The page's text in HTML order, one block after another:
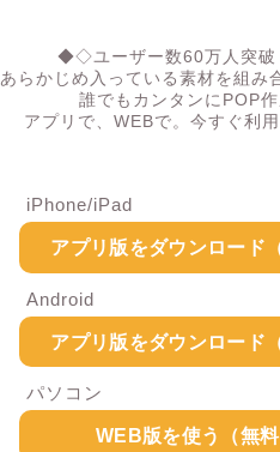
◆◇ユーザー数60万人突
あらかじめ入っている素材を組み
誰でもカンタンにPOP作
アプリで、WEBで。今すぐ利用
iPhone/iPad
アプリ版をダウンロード
Android
アプリ版をダウンロード
パソコン
WEB版を使う（無料